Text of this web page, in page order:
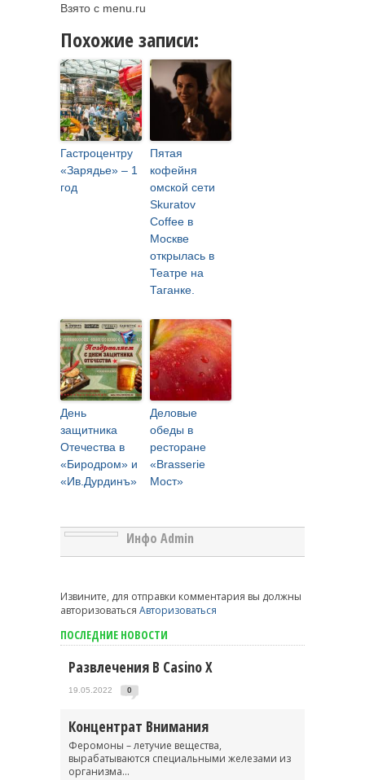
Взято с menu.ru
Похожие записи:
Гастроцентру
«Зарядье» – 1
год
Пятая
кофейня
омской сети
Skuratov
Coffee в
Москве
открылась в
Театре на
Таганке.⠀
День
защитника
Отечества в
«Биродром» и
«Ив.Дурдинъ»
Деловые
обеды в
ресторане
«Brasserie
Мост»
Инфо Admin
Извините, для отправки комментария вы должны
авторизоваться Авторизоваться
ПОСЛЕДНИЕ НОВОСТИ
Развлечения В Casino X
19.05.2022 0
Концентрат Внимания
Феромоны – летучие вещества,
вырабатываются специальными железами из
организма...